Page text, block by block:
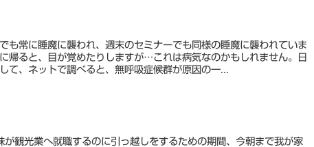
も常に睡魔に襲われ、週末のセミナーでも同様の睡魔に襲われていま
帰ると、目が覚めたりしますが…これは病気なのかもしれません。日
て、ネットで調べると、無呼吸症候群が原因の一...
観光業へ就職するのに引っ越しをするための期間、今朝まで我が家